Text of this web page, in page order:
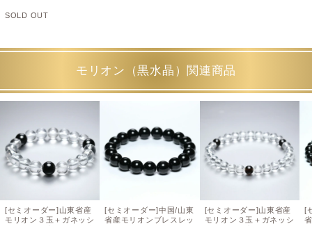
SOLD OUT
モリオン（黒水晶）関連商品
[セミオーダー]山東省産
モリオン３玉＋ガネッシ
[セミオーダー]中国/山東
省産モリオンブレスレッ
[セミオーダー]山東省産
モリオン３玉＋ガネッシ
[